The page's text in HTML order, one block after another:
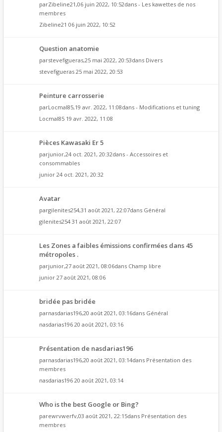
parZibeline21,06 juin 2022, 10:52dans - Les kawettes de nos
membres
Zibeline21 06 juin 2022, 10:52
Question anatomie
parstevefigueras,25 mai 2022, 20:53dans Divers
stevefigueras 25 mai 2022, 20:53
Peinture carrosserie
parLocmal85,19 avr. 2022, 11:08dans - Modifications et tuning
Locmal85 19 avr. 2022, 11:08
Pièces Kawasaki Er 5
parjunior,24 oct. 2021, 20:32dans - Accessoires et
consommables
junior 24 oct. 2021, 20:32
Avatar
pargilenites254,31 août 2021, 22:07dans Général
gilenites254 31 août 2021, 22:07
Les Zones a faibles émissions confirmées dans 45
métropoles .
parjunior,27 août 2021, 08:06dans Champ libre
junior 27 août 2021, 08:06
bridée pas bridée
parnasdarias196,20 août 2021, 03:16dans Général
nasdarias196 20 août 2021, 03:16
Présentation de nasdarias196
parnasdarias196,20 août 2021, 03:14dans Présentation des
membres
nasdarias196 20 août 2021, 03:14
Who is the best Google or Bing?
parewrvwerfv,03 août 2021, 22:15dans Présentation des
membres